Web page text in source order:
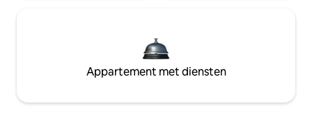
Appartement met diensten